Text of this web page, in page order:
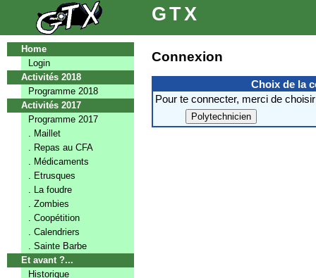
GTX
Home
Login
Activités 2018
Programme 2018
Activités 2017
Programme 2017
. Maillet
. Repas au CFA
. Médicaments
. Etrusques
. La foudre
. Zombies
. Coopétition
. Calendriers
. Sainte Barbe
Et avant ?...
Historique
Connexion
Choix de la
Pour te connecter, merci de